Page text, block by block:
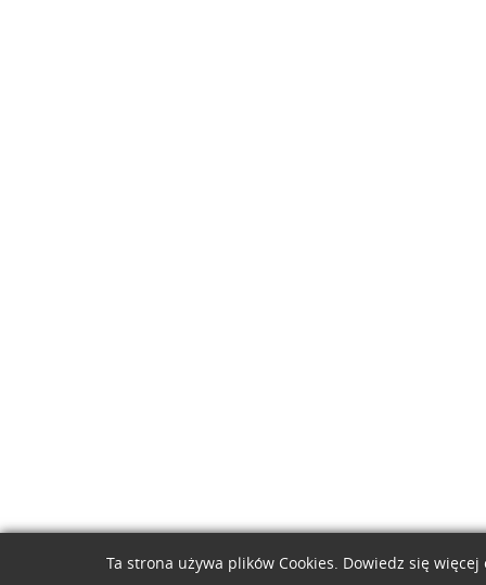
Ta strona używa plików Cookies. Dowiedz się